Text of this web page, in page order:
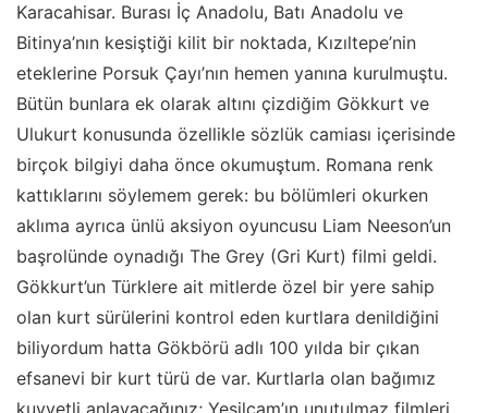
Karacahisar. Burası İç Anadolu, Batı Anadolu ve
Bitinya’nın kesiştiği kilit bir noktada, Kızıltepe’nin
eteklerine Porsuk Çayı’nın hemen yanına kurulmuştu.
Bütün bunlara ek olarak altını çizdiğim Gökkurt ve
Ulukurt konusunda özellikle sözlük camiası içerisinde
birçok bilgiyi daha önce okumuştum. Romana renk
kattıklarını söylemem gerek: bu bölümleri okurken
aklıma ayrıca ünlü aksiyon oyuncusu Liam Neeson’un
başrolünde oynadığı The Grey (Gri Kurt) filmi geldi.
Gökkurt’un Türklere ait mitlerde özel bir yere sahip
olan kurt sürülerini kontrol eden kurtlara denildiğini
biliyordum hatta Gökbörü adlı 100 yılda bir çıkan
efsanevi bir kurt türü de var. Kurtlarla olan bağımız
kuvvetli anlayacağınız; Yeşilçam’ın unutulmaz filmleri